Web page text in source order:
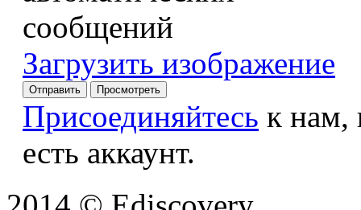
Загрузить изображение
Присоединяйтесь к
есть аккаунт.